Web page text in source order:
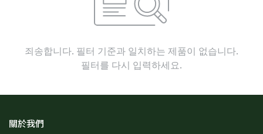
죄송합니다. 필터 기준과 일치하는 제품이 없습니다.
필터를 다시 입력하세요.
關於我們